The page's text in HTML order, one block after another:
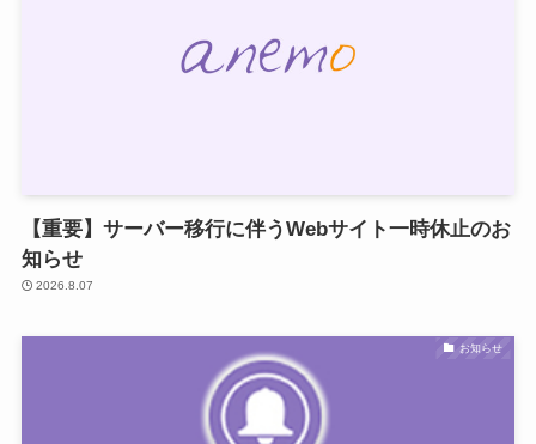
【重要】サーバー移行に伴うWebサイト一時休止のお
知らせ
2026.8.07
お知らせ